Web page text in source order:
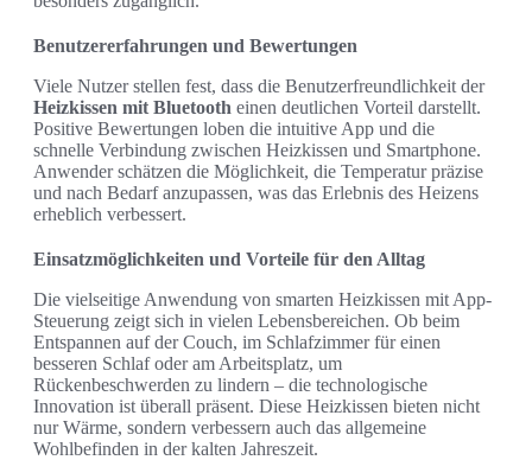
Benutzererfahrungen und Bewertungen
Viele Nutzer stellen fest, dass die Benutzerfreundlichkeit der
Heizkissen mit Bluetooth einen deutlichen Vorteil darstellt.
Positive Bewertungen loben die intuitive App und die
schnelle Verbindung zwischen Heizkissen und Smartphone.
Anwender schätzen die Möglichkeit, die Temperatur präzise
und nach Bedarf anzupassen, was das Erlebnis des Heizens
erheblich verbessert.
Einsatzmöglichkeiten und Vorteile für den Alltag
Die vielseitige Anwendung von smarten Heizkissen mit App-
Steuerung zeigt sich in vielen Lebensbereichen. Ob beim
Entspannen auf der Couch, im Schlafzimmer für einen
besseren Schlaf oder am Arbeitsplatz, um
Rückenbeschwerden zu lindern – die technologische
Innovation ist überall präsent. Diese Heizkissen bieten nicht
nur Wärme, sondern verbessern auch das allgemeine
Wohlbefinden in der kalten Jahreszeit.